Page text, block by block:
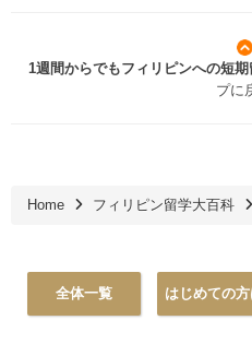
1週間からでもフィリピンへの短
プに
Home フィリピン留学大百科
全体一覧 はじめての